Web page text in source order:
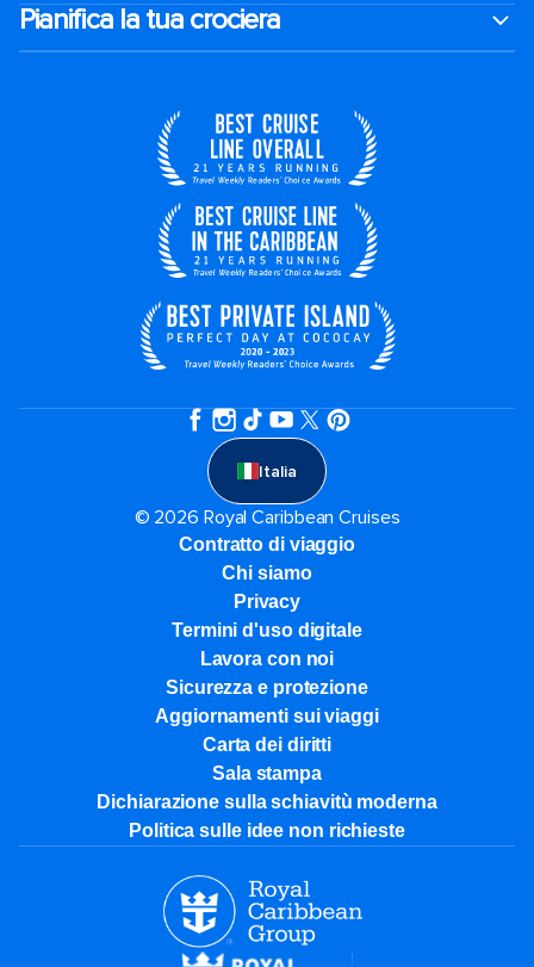
Pianifica la tua crociera
Italia
© 2026 Royal Caribbean Cruises
Contratto di viaggio
Chi siamo
Privacy
Termini d'uso digitale
Lavora con noi
Sicurezza e protezione
Aggiornamenti sui viaggi
Carta dei diritti
Sala stampa
Dichiarazione sulla schiavitù moderna
Politica sulle idee non richieste